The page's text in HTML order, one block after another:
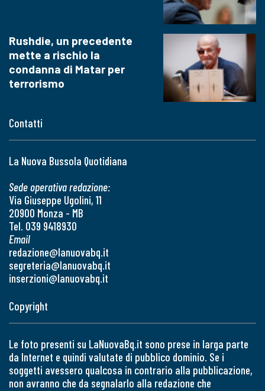
Contatti
La Nuova Bussola Quotidiana
Sede operativa redazione:
Via Giuseppe Ugolini, 11
20900 Monza - MB
Tel. 039 9418930
Email
redazione@lanuovabq.it
segreteria@lanuovabq.it
inserzioni@lanuovabq.it
Rushdie, un precedente
mette a rischio la
condanna di Matar per
terrorismo
Copyright
Le foto presenti su LaNuovaBq.it sono prese in larga parte
da Internet e quindi valutate di pubblico dominio. Se i
soggetti avessero qualcosa in contrario alla pubblicazione,
non avranno che da segnalarlo alla redazione che